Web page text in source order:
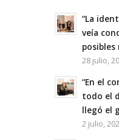
“La
veía
posibles
28 julio,
“En el
todo el
llegó el
2 julio,